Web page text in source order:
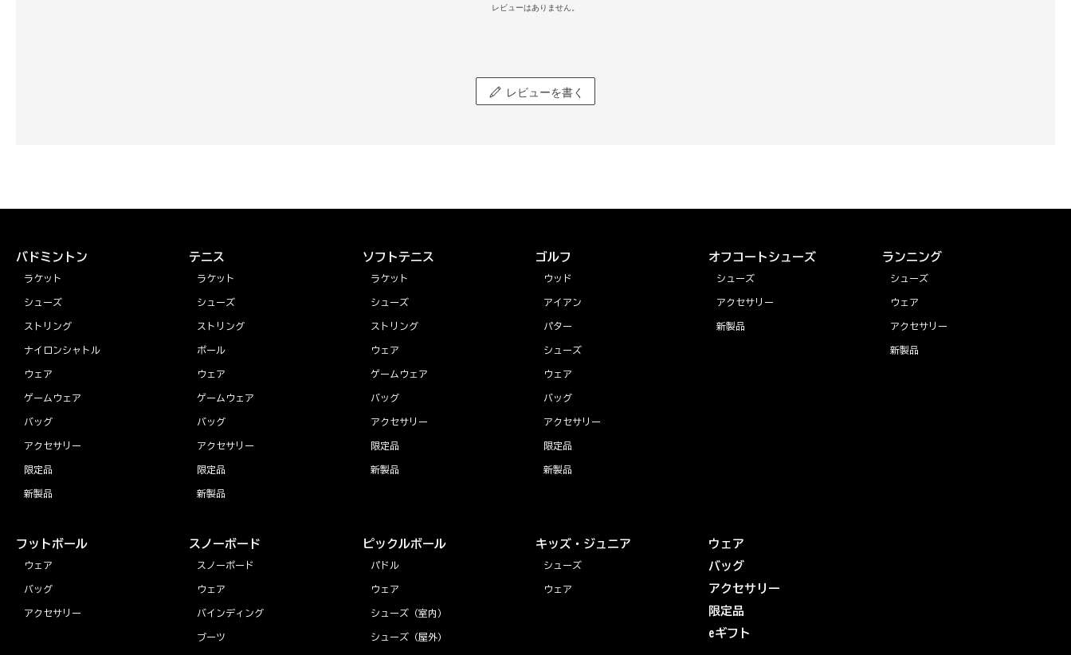
レビューはありません。
レビューを書く
バドミントン
ラケット
シューズ
ストリング
ナイロンシャトル
ウェア
ゲームウェア
バッグ
アクセサリー
限定品
新製品
テニス
ラケット
シューズ
ストリング
ボール
ウェア
ゲームウェア
バッグ
アクセサリー
限定品
新製品
ソフトテニス
ラケット
シューズ
ストリング
ウェア
ゲームウェア
バッグ
アクセサリー
限定品
新製品
ゴルフ
ウッド
アイアン
パター
シューズ
ウェア
バッグ
アクセサリー
限定品
新製品
オフコートシューズ
シューズ
アクセサリー
新製品
ランニング
シューズ
ウェア
アクセサリー
新製品
フットボール
ウェア
バッグ
アクセサリー
スノーボード
スノーボード
ウェア
バインディング
ブーツ
ピックルボール
パドル
ウェア
シューズ（室内）
シューズ（屋外）
キッズ・ジュニア
シューズ
ウェア
ウェア
バッグ
アクセサリー
限定品
eギフト